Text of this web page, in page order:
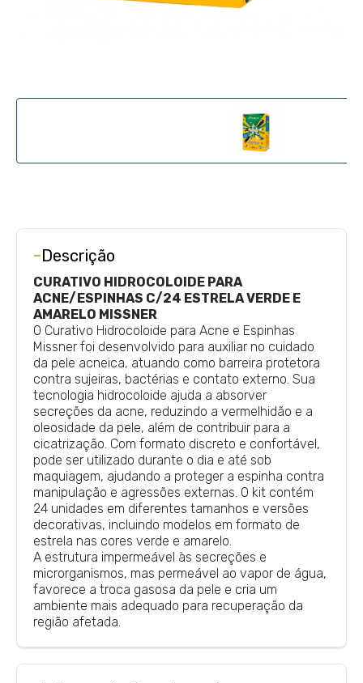
-Descrição
CURATIVO HIDROCOLOIDE PARA
ACNE/ESPINHAS C/24 ESTRELA VERDE E
AMARELO MISSNER
O Curativo Hidrocoloide para Acne e Espinhas
Missner foi desenvolvido para auxiliar no cuidado
da pele acneica, atuando como barreira protetora
contra sujeiras, bactérias e contato externo. Sua
tecnologia hidrocoloide ajuda a absorver
secreções da acne, reduzindo a vermelhidão e a
oleosidade da pele, além de contribuir para a
cicatrização. Com formato discreto e confortável,
pode ser utilizado durante o dia e até sob
maquiagem, ajudando a proteger a espinha contra
manipulação e agressões externas. O kit contém
24 unidades em diferentes tamanhos e versões
decorativas, incluindo modelos em formato de
estrela nas cores verde e amarelo.
A estrutura impermeável às secreções e
microrganismos, mas permeável ao vapor de água,
favorece a troca gasosa da pele e cria um
ambiente mais adequado para recuperação da
região afetada.